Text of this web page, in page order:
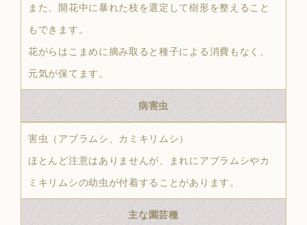
また、開花中に暴れた枝を選定して樹形を整えること
もできます。
花がらはこまめに摘み取ると種子による消費もなく、
元気が保てます。
病害虫
害虫（アブラムシ、カミキリムシ）
ほとんど注意はありませんが、まれにアブラムシやカ
ミキリムシの幼虫が付着することがあります。
主な園芸種